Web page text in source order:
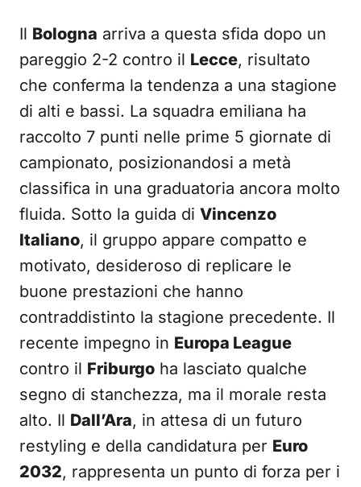
Il Bologna arriva a questa sfida dopo un
pareggio 2-2 contro il Lecce, risultato
che conferma la tendenza a una stagione
di alti e bassi. La squadra emiliana ha
raccolto 7 punti nelle prime 5 giornate di
campionato, posizionandosi a metà
classifica in una graduatoria ancora molto
fluida. Sotto la guida di Vincenzo
Italiano, il gruppo appare compatto e
motivato, desideroso di replicare le
buone prestazioni che hanno
contraddistinto la stagione precedente. Il
recente impegno in Europa League
contro il Friburgo ha lasciato qualche
segno di stanchezza, ma il morale resta
alto. Il Dall’Ara, in attesa di un futuro
restyling e della candidatura per Euro
2032, rappresenta un punto di forza per i